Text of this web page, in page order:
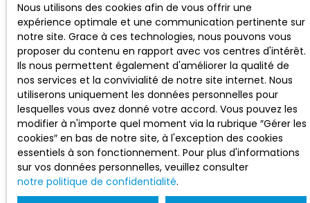
Nous utilisons des cookies afin de vous offrir une
expérience optimale et une communication pertinente sur
notre site. Grace à ces technologies, nous pouvons vous
proposer du contenu en rapport avec vos centres d'intérêt.
Ils nous permettent également d'améliorer la qualité de
nos services et la convivialité de notre site internet. Nous
utiliserons uniquement les données personnelles pour
lesquelles vous avez donné votre accord. Vous pouvez les
modifier à n'importe quel moment via la rubrique ″Gérer les
cookies″ en bas de notre site, à l'exception des cookies
essentiels à son fonctionnement. Pour plus d'informations
sur vos données personnelles, veuillez consulter
notre politique de confidentialité.